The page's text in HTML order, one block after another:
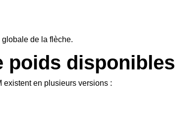
de la flèche.
poids disponibles
existent en plusieurs versions :